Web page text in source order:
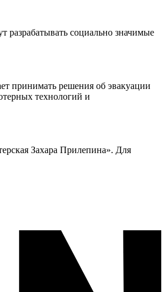
разрабатывать социально значимые
принимать решения об эвакуации
технологий и
Захара Прилепина». Для